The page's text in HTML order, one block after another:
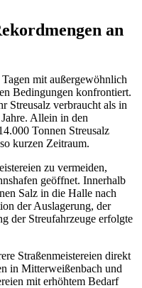
an
mit außergewöhnlich
Bedingungen konfrontiert.
Streusalz verbraucht als in
Allein in den
Tonnen Streusalz
kurzen Zeitraum.
zu vermeiden,
geöffnet. Innerhalb
Salz in die Halle nach
der Auslagerung, der
der Streufahrzeuge erfolgte
Straßenmeistereien direkt
in Mitterweißenbach und
mit erhöhtem Bedarf